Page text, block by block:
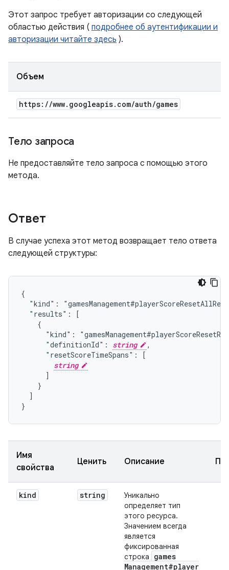
Этот запрос требует авторизации со следующей
областью действия ( подробнее об аутентификации и
авторизации читайте здесь ).
Объем
https: //www. googleapis. com/auth/games
Тело запроса
Не предоставляйте тело запроса с помощью этого
метода.
Ответ
В случае успеха этот метод возвращает тело ответа
следующей структуры:
{
"kind":
  "results": [
    {
"kind":
      "definitionId":
string
,
      "resetScoreTimeSpans": [
string
      ]
    }
  ]
}
Имя
свойства
Ценить Описание
kind string
Уникально
определяет тип
этого ресурса.
Значением всегда
является
фиксированная
строка
games
Management#player